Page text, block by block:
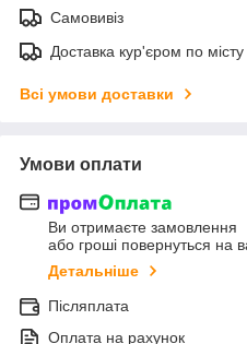
Самовивіз
Доставка кур'єром по
Всі умови доставки
Умови оплати
Ви отримаєте замовлення
або гроші повернуться на
Детальніше
Післяплата
Оплата на рахунок